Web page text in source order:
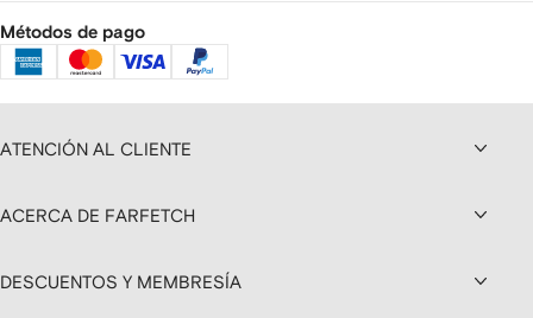
Métodos de pago
ATENCIÓN AL CLIENTE
ACERCA DE FARFETCH
DESCUENTOS Y MEMBRESÍA